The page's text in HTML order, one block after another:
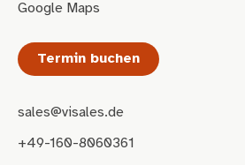
Google Maps
Termin buchen
sales@visales.de
+49-160-8060361